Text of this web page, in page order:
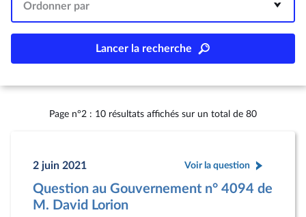
Ordonner par
Lancer la recherche
Page n°2 : 10 résultats affichés sur un total de 80
2 juin 2021 Voir la question
Question au Gouvernement n° 4094 de
M. David Lorion